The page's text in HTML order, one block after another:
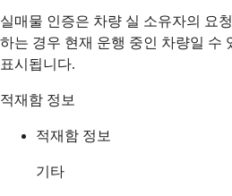
실매물 인증은 차량 실 소유자의 요
하는 경우 현재 운행 중인 차량일 수
표시됩니다.
적재함 정보
적재함 정보
기타